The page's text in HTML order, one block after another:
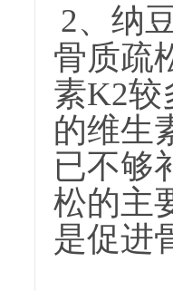
2、纳
骨质疏
素K2较
的维生
已不够
松的主
是促进